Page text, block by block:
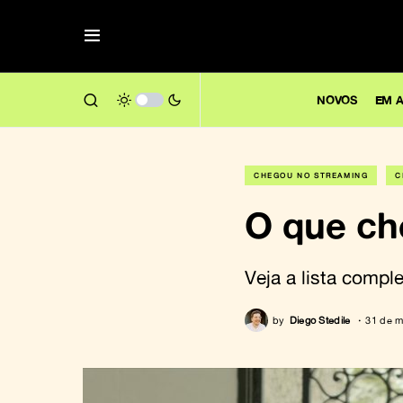
NOVOS EM
CHEGOU NO STREAMING
O que
Veja a lista
by Diego Stedile 31 de